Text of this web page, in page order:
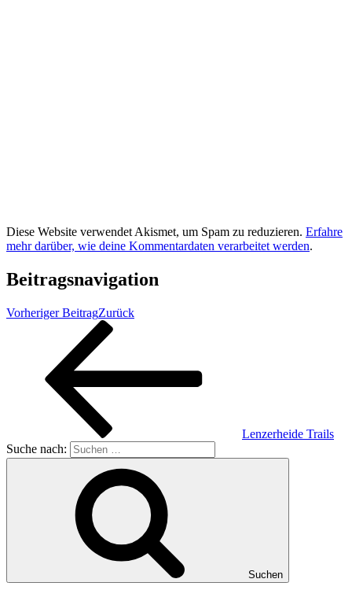
Diese Website verwendet Akismet, um Spam zu reduzieren. Erfahre
mehr darüber, wie deine Kommentardaten verarbeitet werden.
Beitragsnavigation
Vorheriger BeitragZurück
Lenzerheide Trails
Suche nach:
Suchen